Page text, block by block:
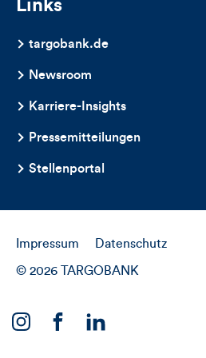
Links
targobank.de
Newsroom
Karriere-Insights
Pressemitteilungen
Stellenportal
Impressum Datenschutz
© 2026 TARGOBANK